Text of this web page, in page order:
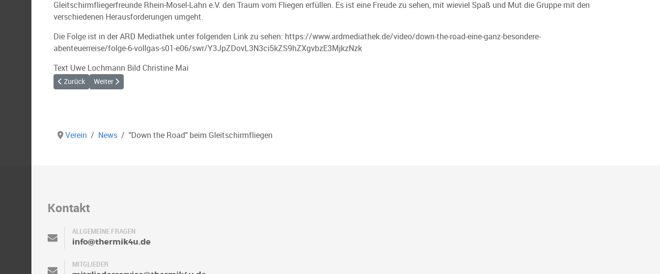
Gleitschirmfliegerfreunde Rhein-Mosel-Lahn e.V. den Traum vom Fliegen erfüllen. Es ist eine Freude zu sehen, mit wieviel Spaß und Mut die Gruppe mit den
verschiedenen Herausforderungen umgeht.
Die Folge ist in der ARD Mediathek unter folgenden Link zu sehen: https://www.ardmediathek.de/video/down-the-road-eine-ganz-besondere-
abenteuerreise/folge-6-vollgas-s01-e06/swr/Y3JpZDovL3N3ci5kZS9hZXgvbzE3MjkzNzk
Text Uwe Lochmann Bild Christine Mai
Vorheriger Beitrag: JHV 2023
Zurück Nächster Beitrag: Bericht - Regionalversammlung Mitte
Weiter
Verein News "Down the Road" beim Gleitschirmfliegen
Kontakt
ALLGEMEINE FRAGEN
info@thermik4u.de
MITGLIEDER